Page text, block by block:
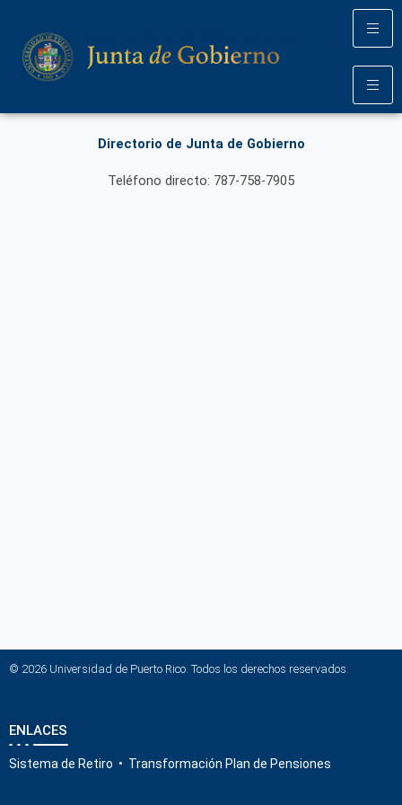
contenido
Directorio de Junta de Gobierno
Teléfono directo: 787-758-7905
© 2026 Universidad de Puerto Rico. Todos los derechos reservados.
ENLACES
Sistema de Retiro • Transformación Plan de Pensiones